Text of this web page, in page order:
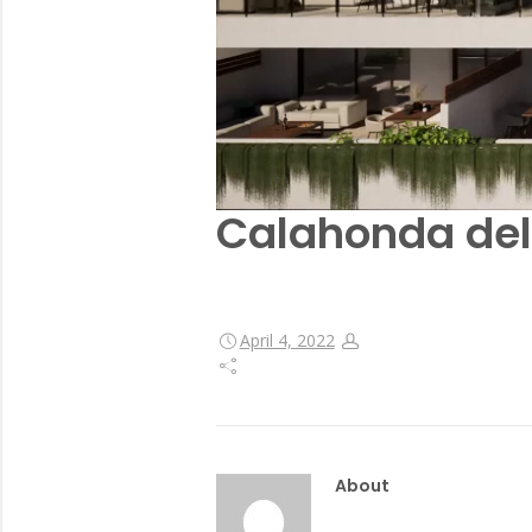
Calahonda
April 4, 2022
About